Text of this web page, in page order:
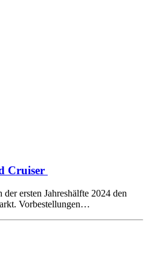
Cruiser
ersten Jahreshälfte 2024 den
Vorbestellungen…